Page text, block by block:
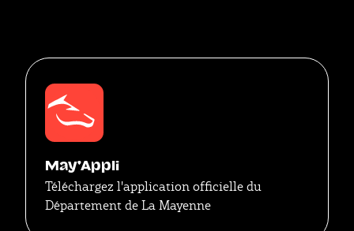
May'Appli
Téléchargez l'application officielle du
Département de La Mayenne